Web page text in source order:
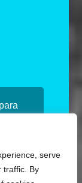
de
serve
traffic. By